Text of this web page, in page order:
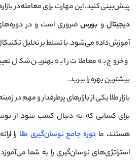
پیش‌بینی کنید. این مهارت برای معامله در
دیجیتال و بورس ضروری است و در
آموزش داده می‌شود. با تسلط بر تحلیل
و خروج به معاملات را به بهترین شکل
بیشترین بهره را ببرید.
بازار طلا یکی از بازارهای پرطرفدار و مهم در
برای کسانی که به دنبال کسب سود از
هستند، ما دوره جامع نوسان‌گیری طلا را
استراتژی‌های نوسان‌گیری را به شما